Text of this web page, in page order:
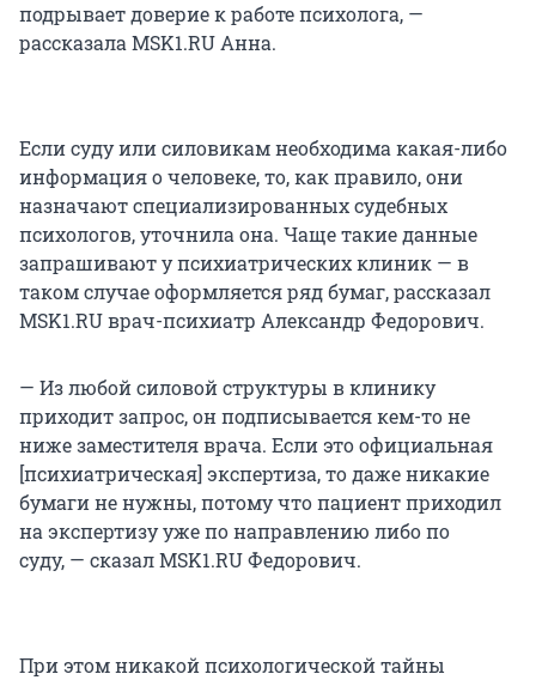
подрывает доверие к работе психолога, —
рассказала MSK1.RU Анна.
Если суду или силовикам необходима какая-либо
информация о человеке, то, как правило, они
назначают специализированных судебных
психологов, уточнила она. Чаще такие данные
запрашивают у психиатрических клиник — в
таком случае оформляется ряд бумаг, рассказал
MSK1.RU врач-психиатр Александр Федорович.
— Из любой силовой структуры в клинику
приходит запрос, он подписывается кем-то не
ниже заместителя врача. Если это официальная
[психиатрическая] экспертиза, то даже никакие
бумаги не нужны, потому что пациент приходил
на экспертизу уже по направлению либо по
суду, — сказал MSK1.RU Федорович.
При этом никакой психологической тайны